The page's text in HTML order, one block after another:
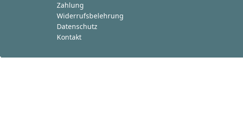
Zahlung
Widerrufsbelehrung
Datenschutz
Kontakt